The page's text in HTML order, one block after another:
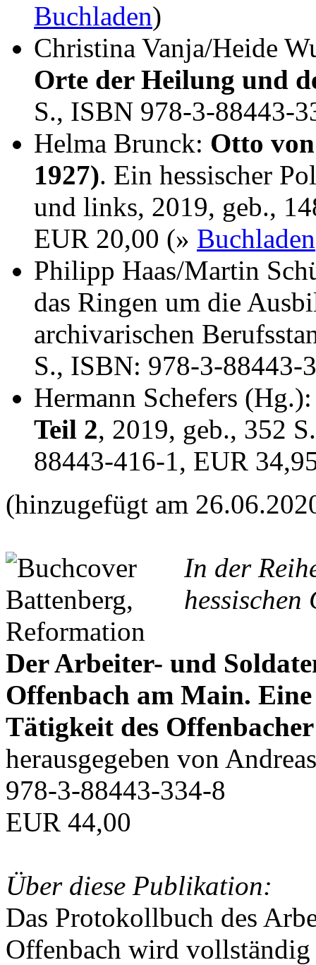
Buchladen)
Christina Vanja/Heide
Orte der Heilung und
S., ISBN 978-3-88443-
Helma Brunck: Otto
1927). Ein hessischer
und links, 2019, geb.,
EUR 20,00 (» Buchladen
Philipp Haas/Martin
das Ringen um die
archivarischen
S., ISBN: 978-3-
Hermann Schefers
Teil 2, 2019, geb., 352
88443-416-1, EUR
(hinzugefügt am
In der
hessischen
Der Arbeiter- und
Offenbach am Main.
Tätigkeit des
herausgegeben von
978-3-88443-334-8
EUR 44,00
Über diese Publikation:
Das Protokollbuch des
Offenbach wird